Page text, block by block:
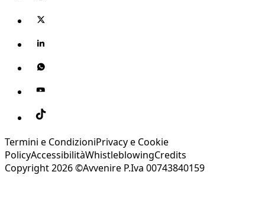
Termini e CondizioniPrivacy e Cookie
PolicyAccessibilitàWhistleblowingCredits
Copyright 2026 ©Avvenire P.Iva 00743840159